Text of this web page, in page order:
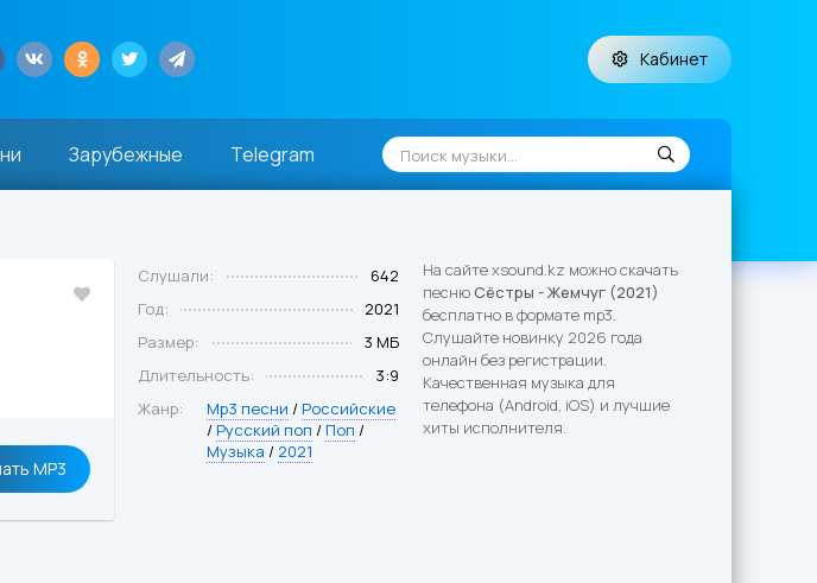
Кабинет
Зарубежные Telegram
MP3
Слушали:
642
Год:
2021
Размер:
3 МБ
Длительность:
3:9
Жанр:
Mp3 песни / Российские
/ Русский поп / Поп /
Музыка / 2021
На сайте xsound.kz можно скачать
песнюСёстры - Жемчуг (2021)
бесплатно в формате mp3.
Слушайте новинку 2026 года
онлайн без регистрации.
Качественная музыка для
телефона (Android, iOS) и лучшие
хиты исполнителя.